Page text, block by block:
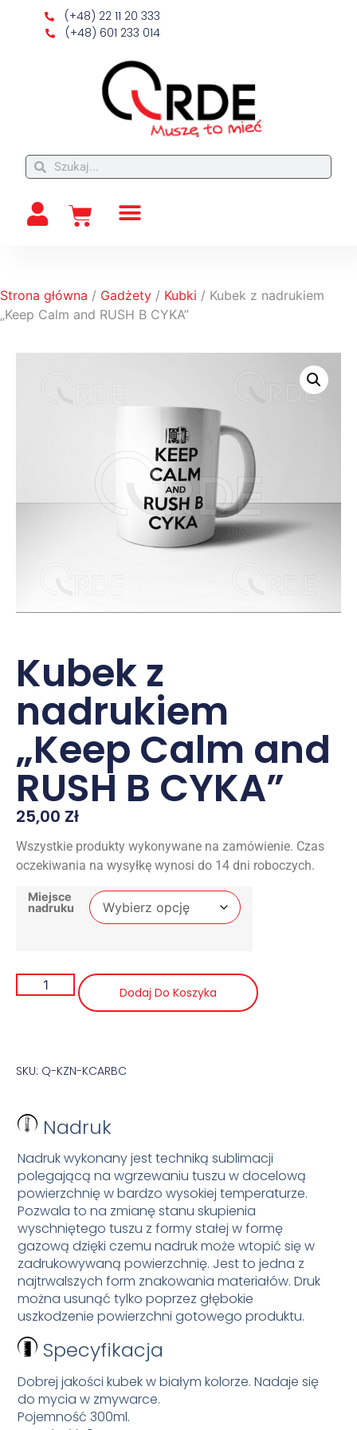
(+48) 22 11 20 333
(+48) 601 233 014
Strona główna / Gadżety / Kubki / Kubek z nadrukiem
„Keep Calm and RUSH B CYKA”
Kubek z
nadrukiem
„Keep Calm and
RUSH B CYKA”
25,00 Zł
Wszystkie produkty wykonywane na zamówienie. Czas
oczekiwania na wysyłkę wynosi do 14 dni roboczych.
Miejsce
nadruku
Dodaj Do Koszyka
SKU: Q-KZN-KCARBC
Nadruk
Nadruk wykonany jest techniką sublimacji
polegającą na wgrzewaniu tuszu w docelową
powierzchnię w bardzo wysokiej temperaturze.
Pozwala to na zmianę stanu skupienia
wyschniętego tuszu z formy stałej w formę
gazową dzięki czemu nadruk może wtopić się w
zadrukowywaną powierzchnię. Jest to jedna z
najtrwalszych form znakowania materiałów. Druk
można usunąć tylko poprzez głębokie
uszkodzenie powierzchni gotowego produktu.
Specyfikacja
Dobrej jakości kubek w białym kolorze. Nadaje się
do mycia w zmywarce.
Pojemność 300ml.